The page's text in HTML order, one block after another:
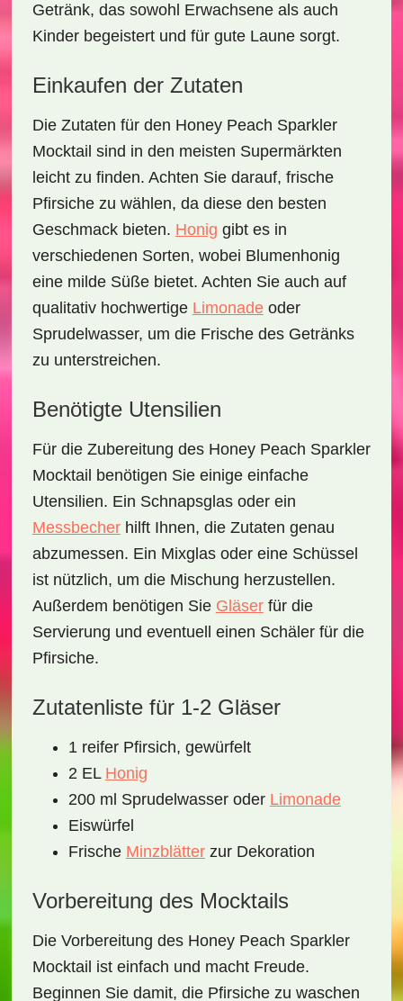
Getränk, das sowohl Erwachsene als auch
Kinder begeistert und für gute Laune sorgt.
Einkaufen der Zutaten
Die Zutaten für den Honey Peach Sparkler
Mocktail sind in den meisten Supermärkten
leicht zu finden. Achten Sie darauf, frische
Pfirsiche zu wählen, da diese den besten
Geschmack bieten. Honig gibt es in
verschiedenen Sorten, wobei Blumenhonig
eine milde Süße bietet. Achten Sie auch auf
qualitativ hochwertige Limonadeoder
Sprudelwasser, um die Frische des Getränks
zu unterstreichen.
Benötigte Utensilien
Für die Zubereitung des Honey Peach Sparkler
Mocktail benötigen Sie einige einfache
Utensilien. Ein Schnapsglasoder ein
Messbecherhilft Ihnen, die Zutaten genau
abzumessen. Ein Mixglasoder eine Schüssel
ist nützlich, um die Mischung herzustellen.
Außerdem benötigen Sie Gläserfür die
Servierung und eventuell einen Schälerfür die
Pfirsiche.
Zutatenliste für 1-2 Gläser
1 reifer Pfirsich, gewürfelt
2 EL Honig
200 ml Sprudelwasser oder Limonade
Eiswürfel
Frische Minzblätterzur Dekoration
Vorbereitung des Mocktails
Die Vorbereitung des Honey Peach Sparkler
Mocktail ist einfach und macht Freude.
Beginnen Sie damit, die Pfirsiche zu waschen